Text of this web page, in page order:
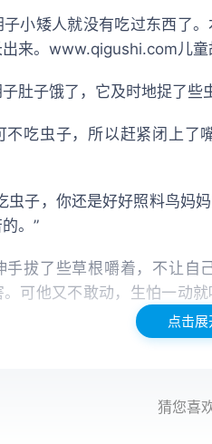
小矮人就没有吃过东西了
出来。www.qigushi.com儿童
肚子饿了，它及时地捉了些
不吃虫子，所以赶紧闭上了
虫子，你还是好好照料鸟妈
。”
手拔了些草根嚼着，不让自
可他又不敢动，生怕一动
！”大胡子小矮人低声说，“欢
点击
猜您喜